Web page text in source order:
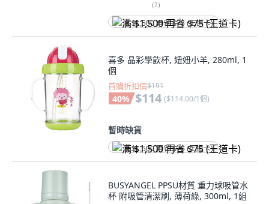
(2)
满 $1,500 再省 $75 (王道卡)
喜多 晶彩學飲杯, 妞妞小羊, 280ml, 1
個
首購折扣價$191
40% $114 ($114.00/1個)
暫時缺貨
满 $1,500 再省 $75 (王道卡)
BUSYANGEL PPSU材質 重力球吸管水
杯 附吸管清潔刷, 薄荷綠, 300ml, 1組